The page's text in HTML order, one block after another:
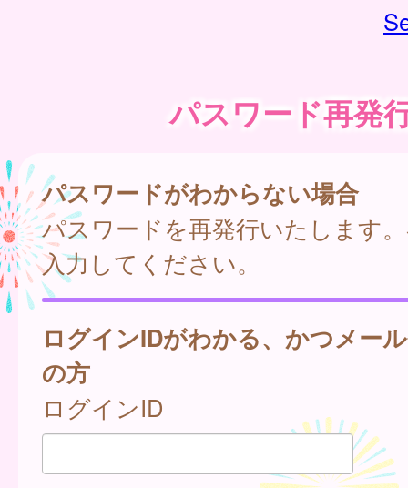
パスワード再発
パスワードがわからない場合
パスワードを再発行いたします
入力してください。
ログインIDがわかる、かつメー
の方
ログインID